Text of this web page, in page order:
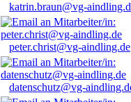
katrin.braun@vg-
peter.christ@vg-aindling.de
datenschutz@vg-